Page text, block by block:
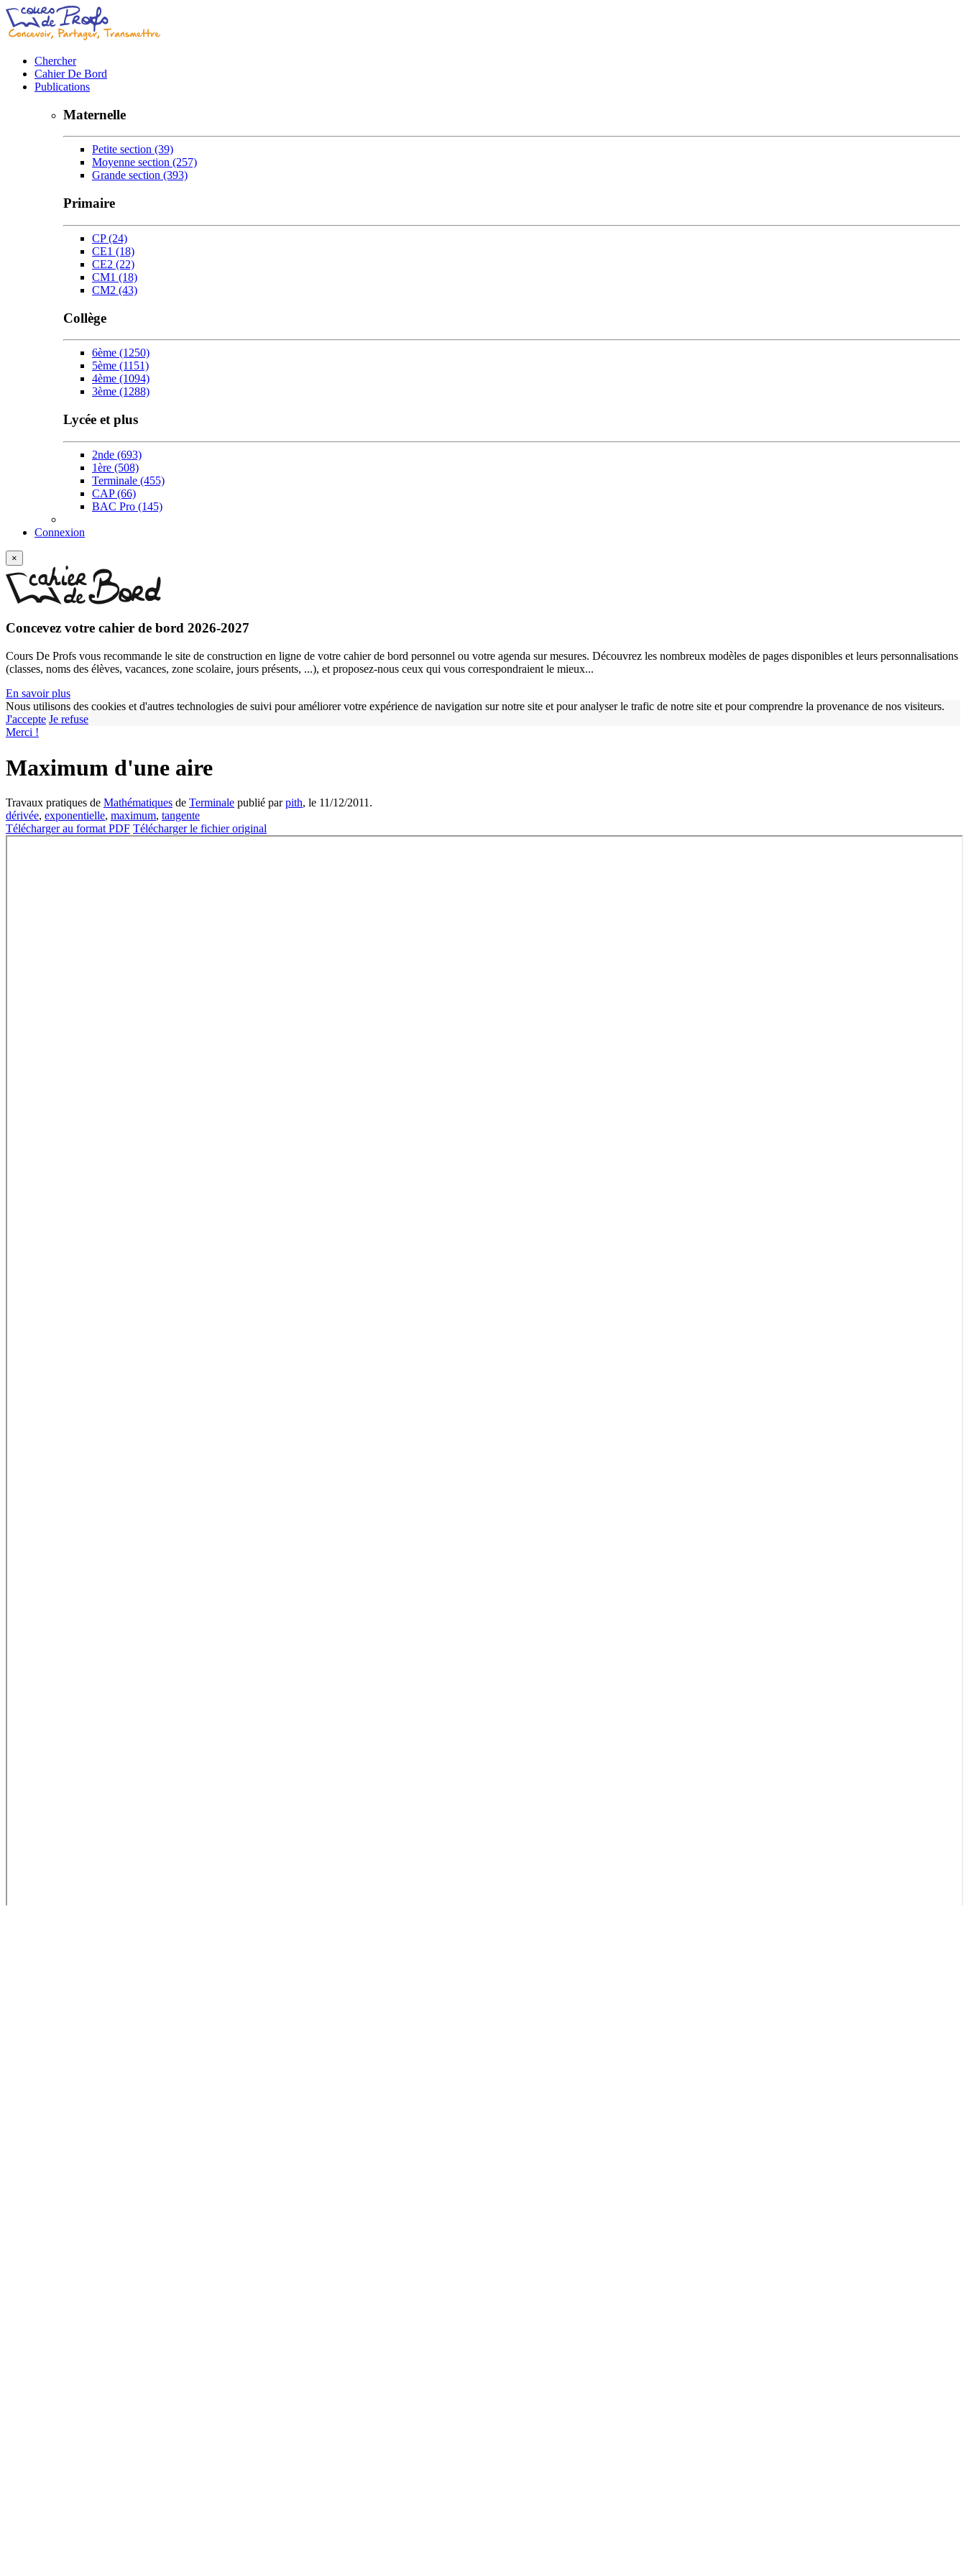
Chercher
Cahier De Bord
Publications
Maternelle
Petite section (39)
Moyenne section (257)
Grande section (393)
Primaire
CP(24)
CE1 (18)
CE2 (22)
CM1 (18)
CM2 (43)
Collège
6ème (1250)
5ème (1151)
4ème (1094)
3ème (1288)
Lycée et plus
2nde (693)
1ère (508)
Terminale (455)
CAP(66)
BAC Pro (145)
Connexion
×
Concevez votre cahier de bord 2026-2027
Cours De Profs vous recommande le site de construction en ligne de votre cahier de bord personnel ou votre agenda sur mesures. Découvrez les nombreux modèles de pages disponibles et leurs personnalisations
(classes, noms des élèves, vacances, zone scolaire, jours présents, ...), et proposez-nous ceux qui vous correspondraient le mieux...
En savoir plus
Nous utilisons des cookies et d'autres technologies de suivi pour améliorer votre expérience de navigation sur notre site et pour analyser le trafic de notre site et pour comprendre la provenance de nos visiteurs.
J'accepte Je refuse
Merci !
Maximum d'une aire
Travaux pratiques de Mathématiques de Terminale publié parpith, le 11/12/2011.
dérivée, exponentielle, maximum, tangente
Télécharger au format PDF Télécharger le fichier original